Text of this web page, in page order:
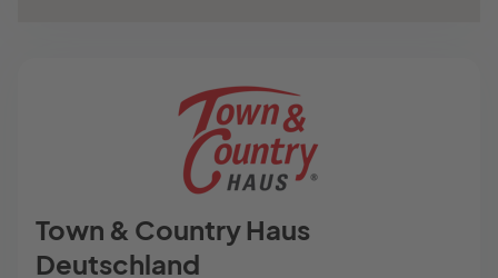
Town & Country Haus
Deutschland